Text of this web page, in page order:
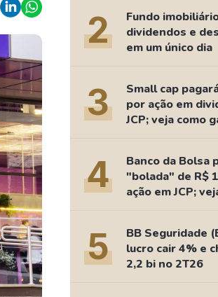
Coin - BNB
Ver todos
Agenda de
Radar do
As Ações Mais
Guia do Iniciante
2
Fundo
dividendos e
em um único dia
3
Small cap
por ação em
JCP; veja como
4
Banco da Bolsa
"bolada" de R$
ação em JCP;
5
BB Seguridade
lucro cair 4% e
2,2 bi no 2T26